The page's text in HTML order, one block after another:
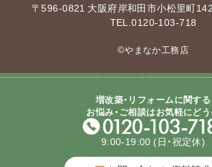
〒596-0821 大阪府岸和田市小松里町
TEL.0120-103-718
©やまなか工務店
増改築・リフォームに関する
お悩み・ご相談はお気軽にど
9:00-19:00 (日・祝定休)